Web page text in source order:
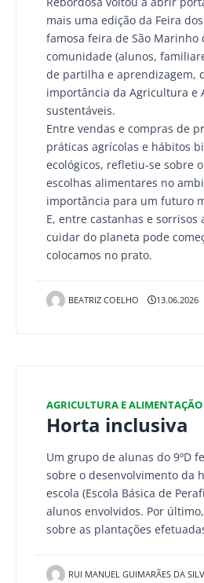
mais uma edição da Feira
famosa feira de São Marinho
comunidade (alunos,
de partilha e aprendizagem,
importância da Agricultura e
sustentáveis.
Entre vendas e compras de
práticas agrícolas e hábitos
ecológicos, refletiu-se sobre
escolhas alimentares no
importância para um futuro
E, entre castanhas e
cuidar do planeta pode
colocamos no prato.
BEATRIZ COELHO 13.06.2026
AGRICULTURA E ALIMENTAÇÃO
Horta inclusiva
Um grupo de alunas do 9ºD
sobre o desenvolvimento da
escola (Escola Básica de
alunos envolvidos. Por
sobre as plantações
RUI MANUEL GUIMARÃES DA